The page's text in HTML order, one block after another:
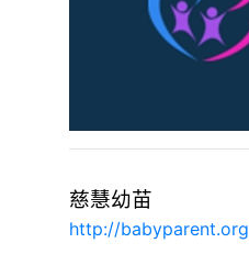
慈慧幼苗
http://babyparent.org